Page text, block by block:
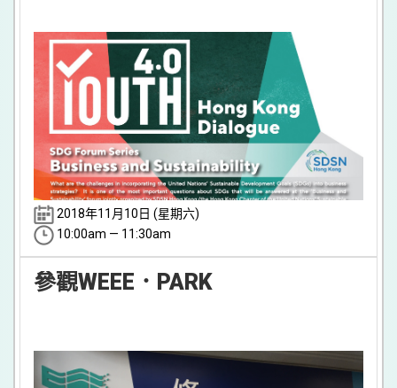
2018年11月10日 (星期六)
10:00am — 11:30am
參觀WEEE．PARK